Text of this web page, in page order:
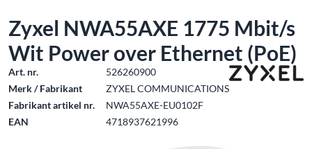
Zyxel NWA55AXE 1775 Mbit/s
Wit Power over Ethernet (PoE)
Art. nr.
526260900
Merk / Fabrikant
ZYXEL COMMUNICATIONS
Fabrikant artikel nr.
NWA55AXE-EU0102F
EAN
4718937621996